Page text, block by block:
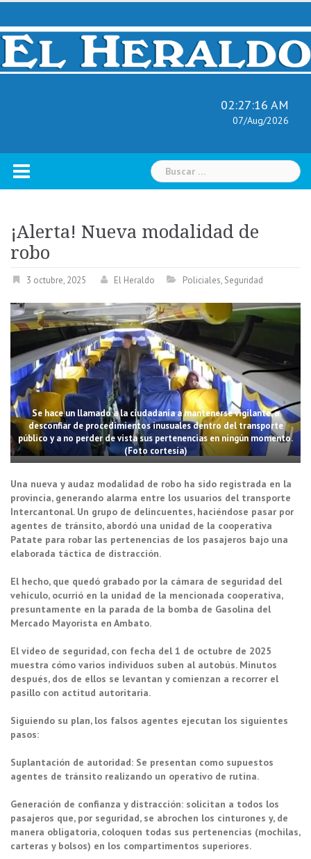
Skip
content
02:27:17 AM
07/Aug/2026
Buscar:
¡Alerta! Nueva modalidad de
robo
3 octubre, 2025 El Heraldo Policiales, Seguridad
Se hace un llamado a la ciudadanía a mantenerse vigilante, a
desconfiar de procedimientos inusuales dentro del transporte
público y a no perder de vista sus pertenencias en ningún momento.
(Foto cortesía)
Una nueva y audaz modalidad de robo ha sido registrada en la
provincia, generando alarma entre los usuarios del transporte
Intercantonal. Un grupo de delincuentes, haciéndose pasar por
agentes de tránsito, abordó una unidad de la cooperativa
Patate para robar las pertenencias de los pasajeros bajo una
elaborada táctica de distracción.
El hecho, que quedó grabado por la cámara de seguridad del
vehículo, ocurrió en la unidad de la mencionada cooperativa,
presuntamente en la parada de la bomba de Gasolina del
Mercado Mayorista en Ambato.
El video de seguridad, con fecha del 1 de octubre de 2025
muestra cómo varios individuos suben al autobús. Minutos
después, dos de ellos se levantan y comienzan a recorrer el
pasillo con actitud autoritaria.
Siguiendo su plan, los falsos agentes ejecutan los siguientes
pasos:
Suplantación de autoridad: Se presentan como supuestos
agentes de tránsito realizando un operativo de rutina.
Generación de confianza y distracción: solicitan a todos los
pasajeros que, por seguridad, se abrochen los cinturones y, de
manera obligatoria, coloquen todas sus pertenencias (mochilas,
carteras y bolsos) en los compartimentos superiores.